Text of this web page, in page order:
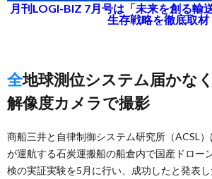
月刊LOGI-BIZ 7月号は「未来を創る輸
生存戦略を徹底取材
全地球測位システム届かなくてもOK、高
解像度カメラで撮影
商船三井と自律制御システム研究所（ACSL
が運航する石炭運搬船の船倉内で国産ドロー
検の実証実験を5月に行い、成功したと発表し